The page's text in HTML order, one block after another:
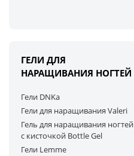
ГЕЛИ ДЛЯ
НАРАЩИВАНИЯ НОГТЕЙ
Гели DNKa
Гели для наращивания Valeri
Гель для наращивания ногтей
с кисточкой Bottle Gel
Гели Lemme